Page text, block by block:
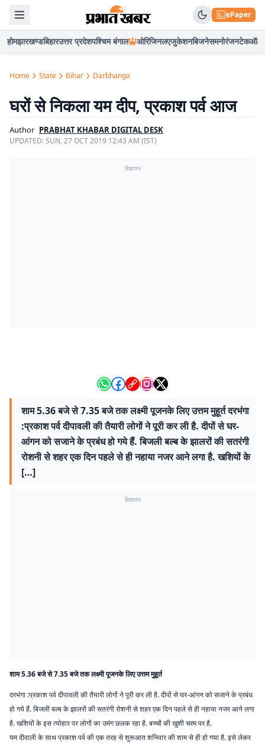
ePaper
होमझारखण्डबिहारउत्तर प्रदेशपश्चिम बंगाल ओरिजिनलएजुकेशनबिजनेसमनोरंजनटेकऑटो
Home State Bihar Darbhanga
घरों से निकला यम दीप, प्रकाश पर्व आज
Author PRABHAT KHABAR DIGITAL DESK
UPDATED:SUN, 27 OCT 2019 12:43 AM (IST)
विज्ञापन
शाम 5.36 बजे से 7.35 बजे तक लक्ष्मी पूजनके लिए उत्तम मुहूर्त दरभंगा
:प्रकाश पर्व दीपावली की तैयारी लोगों ने पूरी कर ली है. दीपों से घर-
आंगन को सजाने के प्रबंध हो गये हैं. बिजली बल्ब के झालरों की सतरंगी
रोशनी से शहर एक दिन पहले से ही नहाया नजर आने लगा है. खशियों के
[…]
विज्ञापन
शाम 5.36 बजे से 7.35 बजे तक लक्ष्मी पूजनके लिए उत्तम मुहूर्त
दरभंगा :प्रकाश पर्व दीपावली की तैयारी लोगों ने पूरी कर ली है. दीपों से घर-आंगन को सजाने के प्रबंध
हो गये हैं. बिजली बल्ब के झालरों की सतरंगी रोशनी से शहर एक दिन पहले से ही नहाया नजर आने लगा
है. खशियों के इस त्योहार पर लोगों का उमंग छलक रहा है. बच्चों की खुशी चरम पर है.
यम दीवाली के साथ प्रकाश पर्व की एक तरह से शुरूआत शनिवार की शाम से ही हो गया है. इसे लेकर